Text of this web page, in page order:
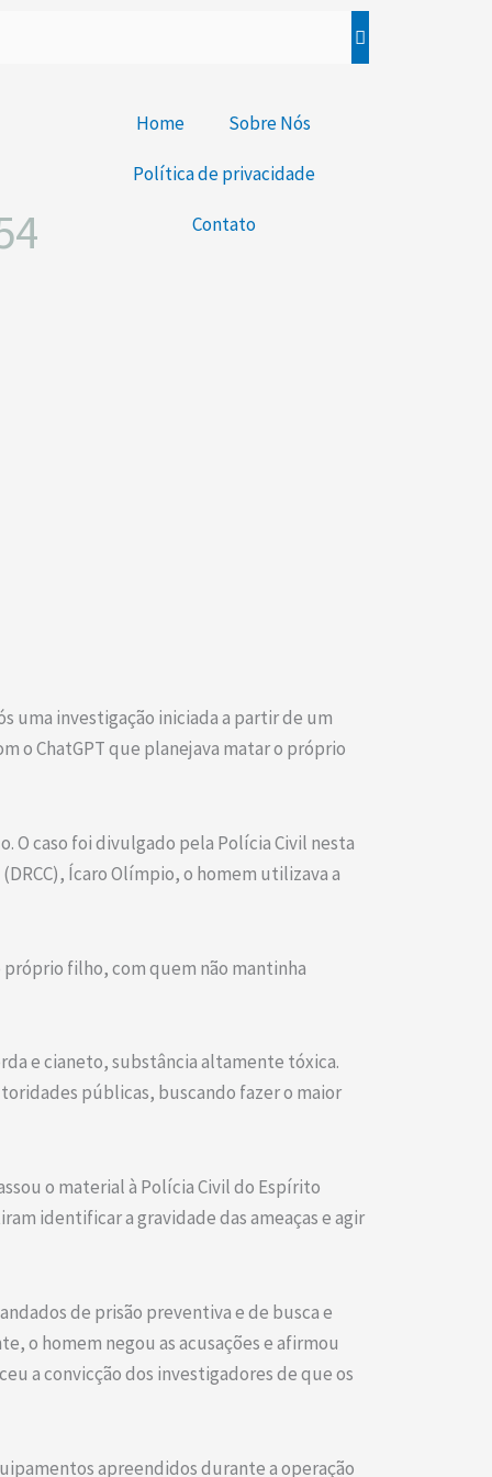
Home Sobre Nós
Política de privacidade
Contato
uma investigação iniciada a partir de um
o ChatGPT que planejava matar o próprio
O caso foi divulgado pela Polícia Civil nesta
Ícaro Olímpio, o homem utilizava a
filho, com quem não mantinha
e cianeto, substância altamente tóxica.
públicas, buscando fazer o maior
o material à Polícia Civil do Espírito
identificar a gravidade das ameaças e agir
de prisão preventiva e de busca e
o homem negou as acusações e afirmou
a convicção dos investigadores de que os
apreendidos durante a operação